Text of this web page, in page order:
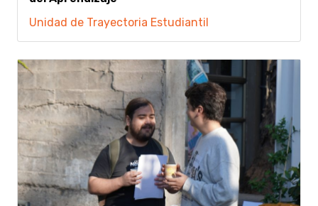
Unidad de Trayectoria Estudiantil